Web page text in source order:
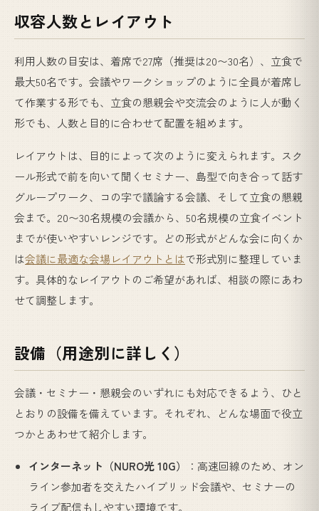
収容人数とレイアウト
利用人数の目安は、着席で27席（推奨は20〜30名）、立食で
最大50名です。会議やワークショップのように全員が着席し
て作業する形でも、立食の懇親会や交流会のように人が動く
形でも、人数と目的に合わせて配置を組めます。
レイアウトは、目的によって次のように変えられます。スク
ール形式で前を向いて聞くセミナー、島型で向き合って話す
グループワーク、コの字で議論する会議、そして立食の懇親
会まで。20〜30名規模の会議から、50名規模の立食イベント
までが使いやすいレンジです。どの形式がどんな会に向くか
は会議に最適な会場レイアウトとはで形式別に整理していま
す。具体的なレイアウトのご希望があれば、相談の際にあわ
せて調整します。
設備（用途別に詳しく）
会議・セミナー・懇親会のいずれにも対応できるよう、ひと
とおりの設備を備えています。それぞれ、どんな場面で役立
つかとあわせて紹介します。
インターネット（NURO光 10G）
：高速回線のため、オン
ライン参加者を交えたハイブリッド会議や、セミナーの
ライブ配信もしやすい環境です。